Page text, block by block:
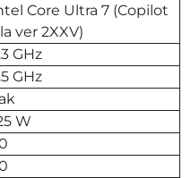
Core Ultra 7 (Copilot
ver 2XXV)
GHz
GHz
W